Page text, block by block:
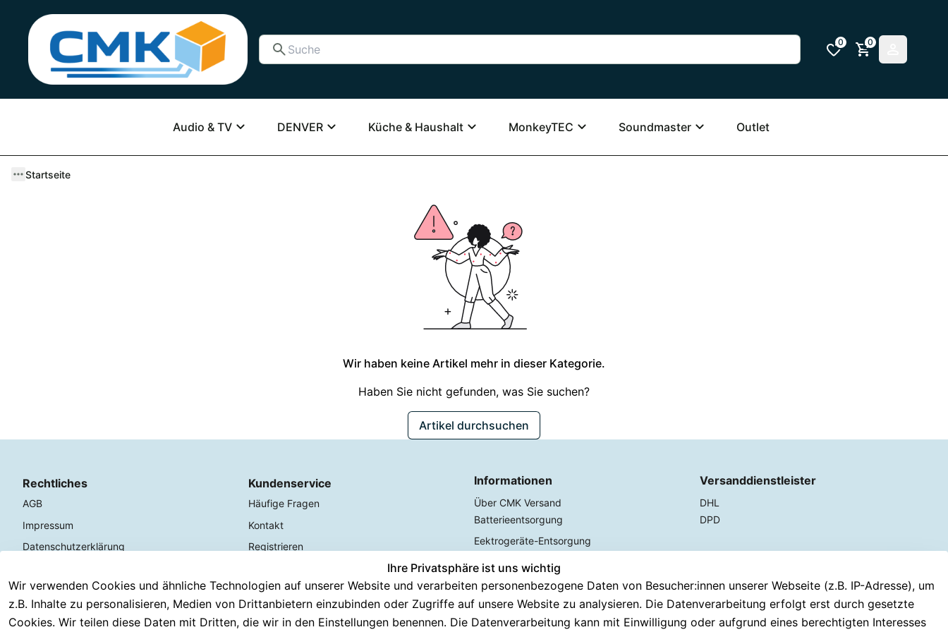
0 0
Audio & TV DENVER Küche & Haushalt MonkeyTEC Soundmaster Outlet
Startseite
Wir haben keine Artikel mehr in dieser Kategorie.
Haben Sie nicht gefunden, was Sie suchen?
Artikel durchsuchen
Ihre Privatsphäre ist uns wichtig
Wir verwenden Cookies und ähnliche Technologien auf unserer Website und verarbeiten personenbezogene Daten von Besucher:innen unserer Webseite (z.B. IP-Adresse), um
z.B. Inhalte zu personalisieren, Medien von Drittanbietern einzubinden oder Zugriffe auf unsere Website zu analysieren. Die Datenverarbeitung erfolgt erst durch gesetzte
Cookies. Wir teilen diese Daten mit Dritten, die wir in den Einstellungen benennen. Die Datenverarbeitung kann mit Einwilligung oder aufgrund eines berechtigten Interesses
Rechtliches
AGB
Impressum
Datenschutzerklärung
Widerrufsrecht
Kundenservice
Häufige Fragen
Kontakt
Registrieren
Rückgabe & 30 Tage testen
Versand & Zahlung
Informationen
Über CMK Versand
Batterieentsorgung
Eektrogeräte-Entsorgung
Versanddienstleister
DHL
DPD